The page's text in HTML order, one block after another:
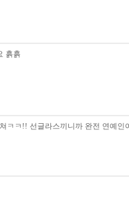
흙흙
ㅋㅋ!! 선글라스끼니까 완전 연예인